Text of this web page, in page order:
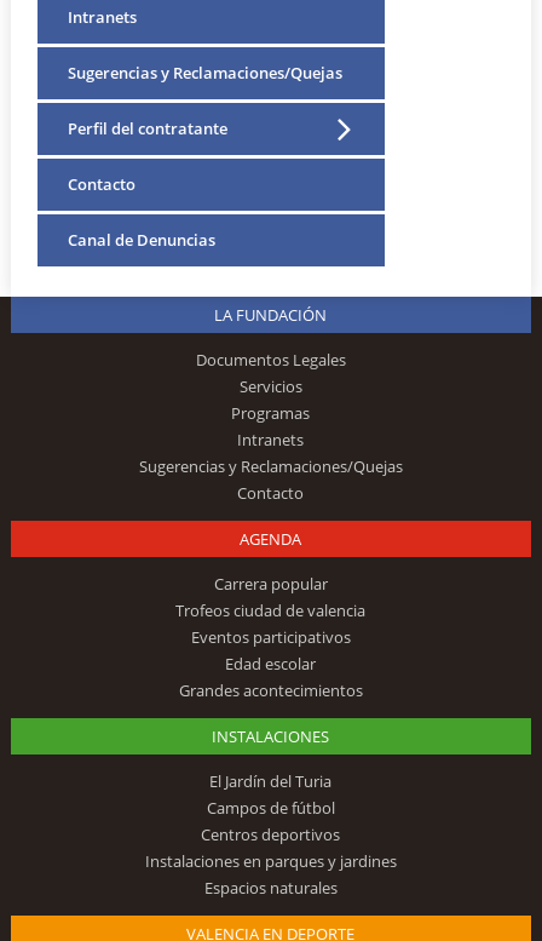
Intranets
Sugerencias y Reclamaciones/Quejas
Perfil del contratante
Contacto
Canal de Denuncias
LA FUNDACIÓN
Documentos Legales
Servicios
Programas
Intranets
Sugerencias y Reclamaciones/Quejas
Contacto
AGENDA
Carrera popular
Trofeos ciudad de valencia
Eventos participativos
Edad escolar
Grandes acontecimientos
INSTALACIONES
El Jardín del Turia
Campos de fútbol
Centros deportivos
Instalaciones en parques y jardines
Espacios naturales
VALENCIA EN DEPORTE